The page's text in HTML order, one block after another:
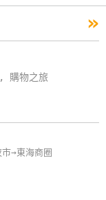
»
購物之旅
→東海商圈